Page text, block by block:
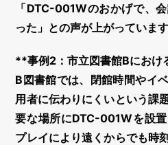
「DTC-001Wのおかげで、
った」との声が上がっています
**事例2：市立図書館Bにおけ
B図書館では、閉館時間やイ
用者に伝わりにくいという課
要な場所にDTC-001Wを設
プレイにより遠くからでも時